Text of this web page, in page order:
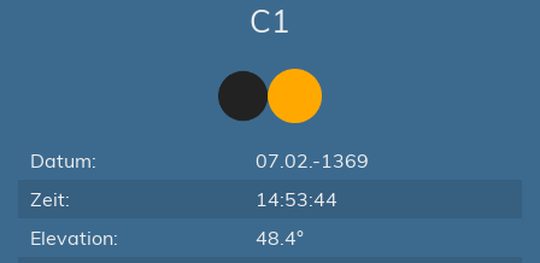
C1
Datum:
07.02.-1369
Zeit:
14:53:44
Elevation:
48.4°